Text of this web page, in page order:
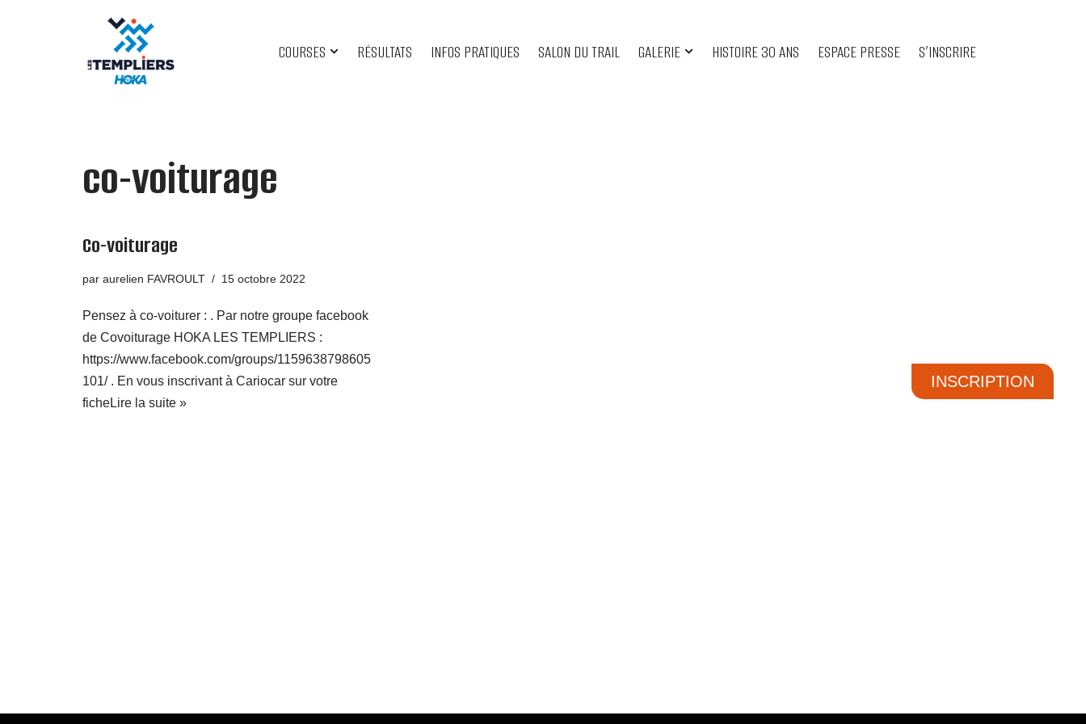
COURSES RÉSULTATS INFOS PRATIQUES SALON DU TRAIL GALERIE HISTOIRE 30 ANS ESPACE PRESSE S’INSCRIRE
INSCRIPTION
co-voiturage
Co-voiturage
par aurelien FAVROULT 15 octobre 2022
Pensez à co-voiturer : . Par notre groupe facebook
de Covoiturage HOKA LES TEMPLIERS :
https://www.facebook.com/groups/1159638798605
101/ . En vous inscrivant à Cariocar sur votre
ficheLire la suite »